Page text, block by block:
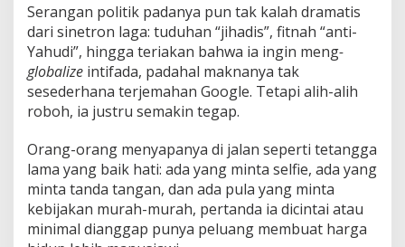
Serangan politik padanya pun tak kalah dramatis
dari sinetron laga: tuduhan “jihadis”, fitnah “anti-
Yahudi”, hingga teriakan bahwa ia ingin meng-
globalize intifada, padahal maknanya tak
sesederhana terjemahan Google. Tetapi alih-alih
roboh, ia justru semakin tegap.
Orang-orang menyapanya di jalan seperti tetangga
lama yang baik hati: ada yang minta selfie, ada yang
minta tanda tangan, dan ada pula yang minta
kebijakan murah-murah, pertanda ia dicintai atau
minimal dianggap punya peluang membuat harga